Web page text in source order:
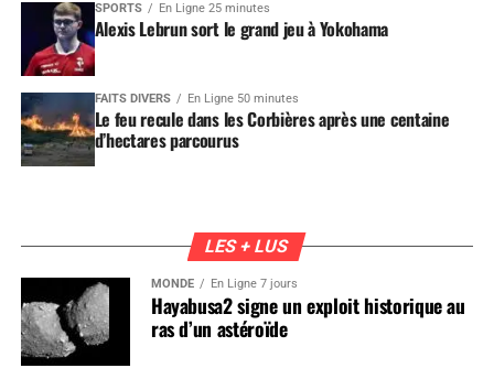
SPORTS En Ligne 25 minutes
Alexis Lebrun sort le grand jeu à Yokohama
FAITS DIVERS En Ligne 50 minutes
Le feu recule dans les Corbières après une centaine
d’hectares parcourus
LES + LUS
MONDE En Ligne 7 jours
Hayabusa2 signe un exploit historique au
ras d’un astéroïde